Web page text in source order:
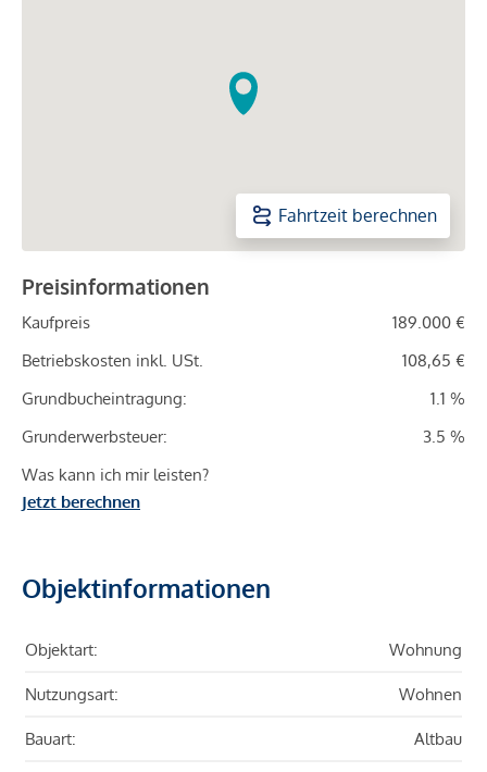
Fahrtzeit berechnen
Preisinformationen
Kaufpreis
189.000 €
Betriebskosten inkl. USt.
108,65 €
Grundbucheintragung:
1.1 %
Grunderwerbsteuer:
3.5 %
Was kann ich mir leisten?
Jetzt berechnen
Objektinformationen
Objektart: Wohnung
Nutzungsart: Wohnen
Bauart: Altbau